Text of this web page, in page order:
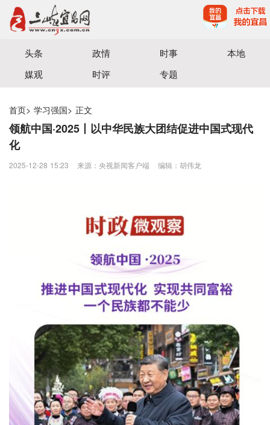
宜昌三峡融媒体中心主办
头条 政情 时事
本地
媒观
时评 专题
首页> 学习强国> 正文
领航中国·2025丨以中华民族大团结促进中国式现代
化
2025-12-28 15:23 来源：央视新闻客户端 编辑：胡伟龙